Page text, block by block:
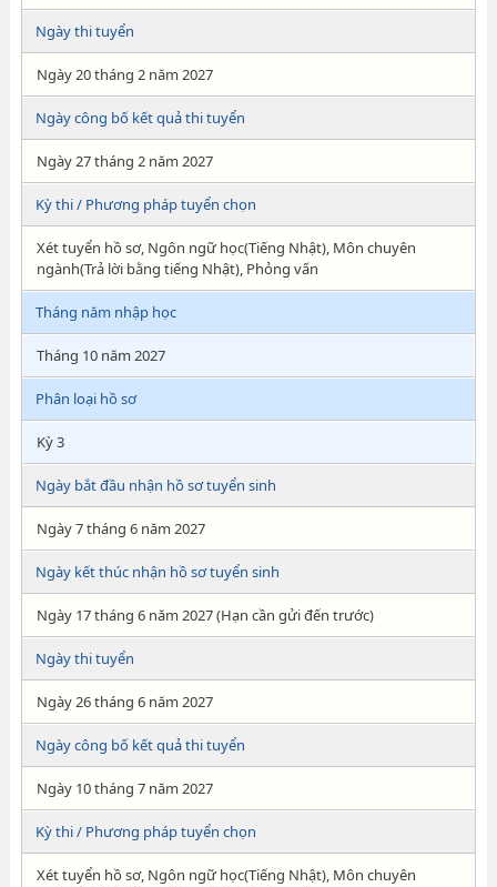
Ngày thi tuyển
Ngày 20 tháng 2 năm 2027
Ngày công bố kết quả thi tuyển
Ngày 27 tháng 2 năm 2027
Kỳ thi / Phương pháp tuyển chọn
Xét tuyển hồ sơ, Ngôn ngữ học(Tiếng Nhật), Môn chuyên
ngành(Trả lời bằng tiếng Nhật), Phỏng vấn
Tháng năm nhập học
Tháng 10 năm 2027
Phân loại hồ sơ
Kỳ 3
Ngày bắt đầu nhận hồ sơ tuyển sinh
Ngày 7 tháng 6 năm 2027
Ngày kết thúc nhận hồ sơ tuyển sinh
Ngày 17 tháng 6 năm 2027 (Hạn cần gửi đến trước)
Ngày thi tuyển
Ngày 26 tháng 6 năm 2027
Ngày công bố kết quả thi tuyển
Ngày 10 tháng 7 năm 2027
Kỳ thi / Phương pháp tuyển chọn
Xét tuyển hồ sơ, Ngôn ngữ học(Tiếng Nhật), Môn chuyên